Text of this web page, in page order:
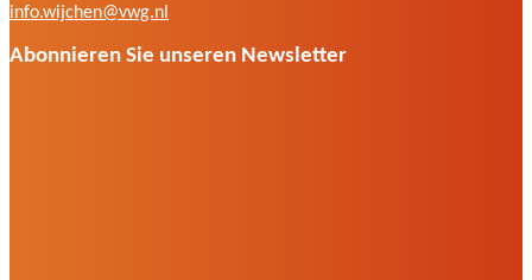
info.wijchen@vwg.nl
Abonnieren Sie unseren Newsletter